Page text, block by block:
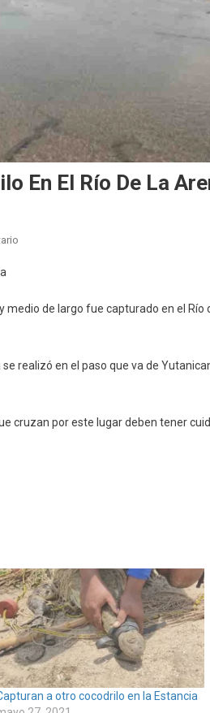
En El Río De La
Cocodrilo
Río
Arena
de largo fue capturado en el Río
realizó en el paso que va de
cruzan por este lugar deben tener
a otro cocodrilo en la Estancia